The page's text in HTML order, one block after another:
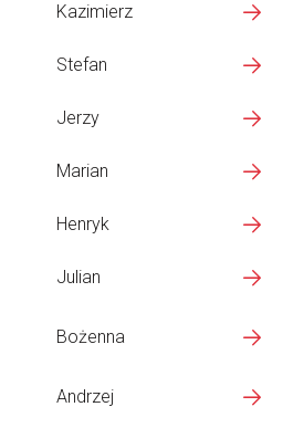
Kazimierz
Stefan
Jerzy
Marian
Henryk
Julian
Bożenna
Andrzej